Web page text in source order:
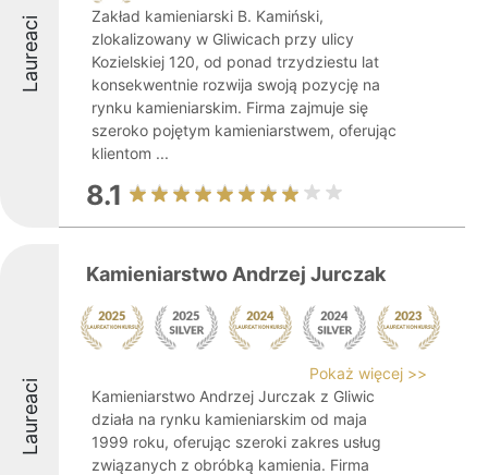
Laureaci
Zakład kamieniarski B. Kamiński,
zlokalizowany w Gliwicach przy ulicy
Kozielskiej 120, od ponad trzydziestu lat
konsekwentnie rozwija swoją pozycję na
rynku kamieniarskim. Firma zajmuje się
szeroko pojętym kamieniarstwem, oferując
klientom ...
8.1
Laureaci
Kamieniarstwo Andrzej Jurczak
Pokaż więcej >>
Kamieniarstwo Andrzej Jurczak z Gliwic
działa na rynku kamieniarskim od maja
1999 roku, oferując szeroki zakres usług
związanych z obróbką kamienia. Firma